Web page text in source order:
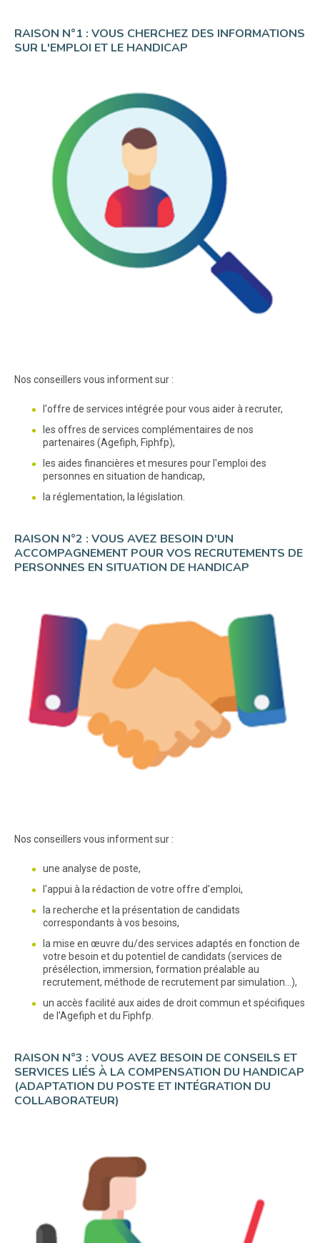
RAISON N°1 : VOUS CHERCHEZ DES INFORMATIONS
SUR L'EMPLOI ET LE HANDICAP
Nos conseillers vous informent sur :
l'offre de services intégrée pour vous aider à recruter,
les offres de services complémentaires de nos
partenaires (Agefiph, Fiphfp),
les aides financières et mesures pour l'emploi des
personnes en situation de handicap,
la réglementation, la législation.
RAISON N°2 : VOUS AVEZ BESOIN D'UN
ACCOMPAGNEMENT POUR VOS RECRUTEMENTS DE
PERSONNES EN SITUATION DE HANDICAP
Nos conseillers vous informent sur :
une analyse de poste,
l'appui à la rédaction de votre offre d'emploi,
la recherche et la présentation de candidats
correspondants à vos besoins,
la mise en œuvre du/des services adaptés en fonction de
votre besoin et du potentiel de candidats (services de
présélection, immersion, formation préalable au
recrutement, méthode de recrutement par simulation...),
un accès facilité aux aides de droit commun et spécifiques
de l'Agefiph et du Fiphfp.
RAISON N°3 : VOUS AVEZ BESOIN DE CONSEILS ET
SERVICES LIÉS À LA COMPENSATION DU HANDICAP
(ADAPTATION DU POSTE ET INTÉGRATION DU
COLLABORATEUR)